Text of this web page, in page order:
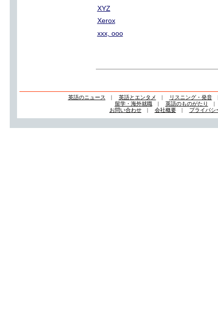
XYZ
Xerox
xxx, ooo
英語のニュース | 英語とエンタメ | リスニング・発音
留学・海外就職| 英語のものがたり
お問い合わせ| 会社概要| プライバシ